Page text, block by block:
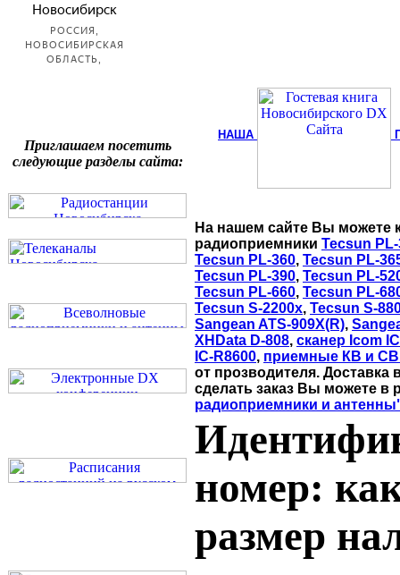
Приглашаем посетить
следующие разделы сайта:
НАША
На нашем сайте Вы можете
радиоприемники Tecsun PL-
Tecsun PL-360, Tecsun PL-
Tecsun PL-390, Tecsun PL-
Tecsun PL-660, Tecsun PL-
Tecsun S-2200x, Tecsun S-
Sangean ATS-909X(R),
XHData D-808, сканер Icom
IC-R8600, приемные КВ и
от прозводителя.
сделать заказ Вы можете в
радиоприемники и
номер:
размер